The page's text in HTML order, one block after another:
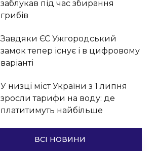
заблукав під час збирання
грибів
Завдяки ЄС Ужгородський
замок тепер існує і в цифровому
варіанті
У низці міст України з 1 липня
зросли тарифи на воду: де
платитимуть найбільше
ВСІ НОВИНИ